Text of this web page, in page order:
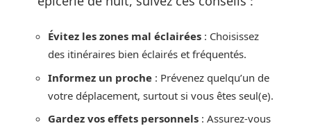
Évitez les zones mal éclairées : Choisissez
des itinéraires bien éclairés et fréquentés.
Informez un proche : Prévenez quelqu’un de
votre déplacement, surtout si vous êtes seul(e).
Gardez vos effets personnels : Assurez-vous